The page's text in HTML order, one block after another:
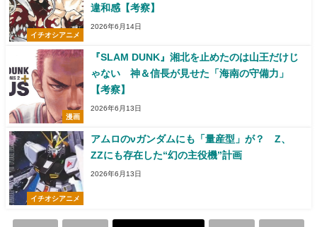
イチオシアニメ
違和感【考察】
2026年6月14日
漫画
『SLAM DUNK』湘北を止めたのは山王だけじ
ゃない 神＆信長が見せた「海南の守備力」
【考察】
2026年6月13日
イチオシアニメ
アムロのνガンダムにも「量産型」が？ Z、
ZZにも存在した“幻の主役機”計画
2026年6月13日